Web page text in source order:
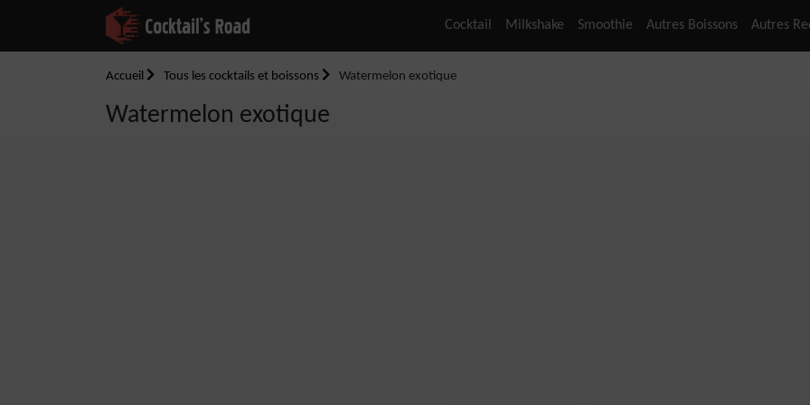
Cocktail Milkshake Smoothie Autres Boissons Autres
Accueil Tous les cocktails et boissons Watermelon exotique
Watermelon exotique